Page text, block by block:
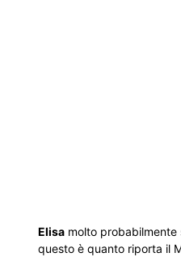
Elisa molto probabilmente
questo è quanto riporta il